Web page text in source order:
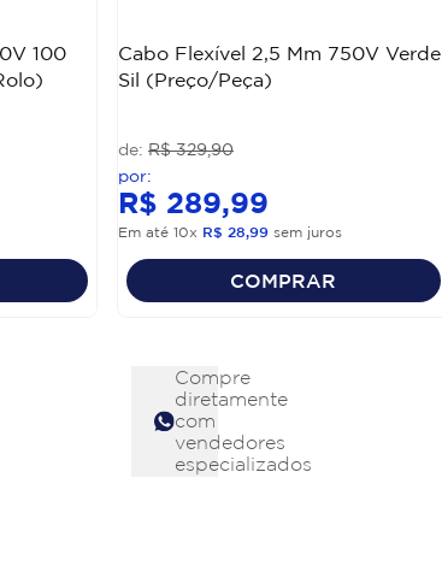
100
Cabo Flexível 2,5 Mm 750V Verde
Sil (Preço/Peça)
R$ 329,90
R$ 289,99
Em até10x R$ 28,99 sem juros
COMPRAR
Compre
diretamente
com
vendedores
especializados